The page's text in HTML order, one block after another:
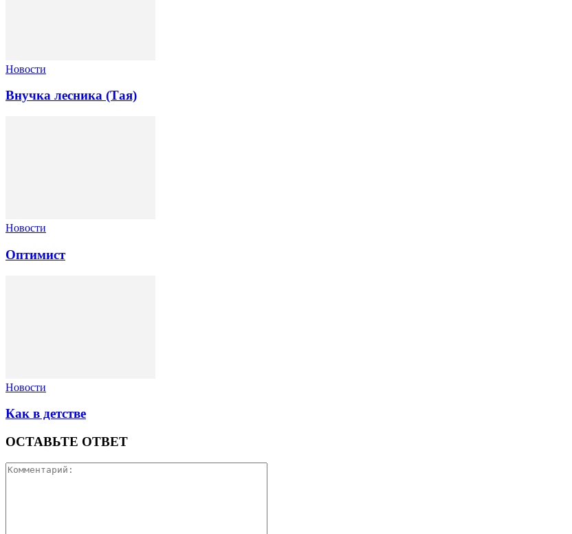
Новости
Внучка лесника (Тая)
Новости
Оптимист
Новости
Как в детстве
ОСТАВЬТЕ ОТВЕТ